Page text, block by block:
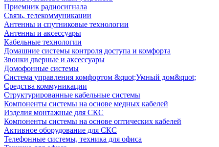
Приемник радиосигнала
Связь, телекоммуникации
Антенны и спутниковые технологии
Антенны и аксессуары
Кабельные технологии
Домашние системы контроля доступа и комфорта
Звонки дверные и аксессуары
Домофонные системы
Система управления комфортом &quot;Умный дом&quot;
Средства коммуникации
Структурированные кабельные системы
Компоненты системы на основе медных кабелей
Изделия монтажные для СКС
Компоненты системы на основе оптических кабелей
Активное оборудование для СКС
Телефонные системы, техника для офиса